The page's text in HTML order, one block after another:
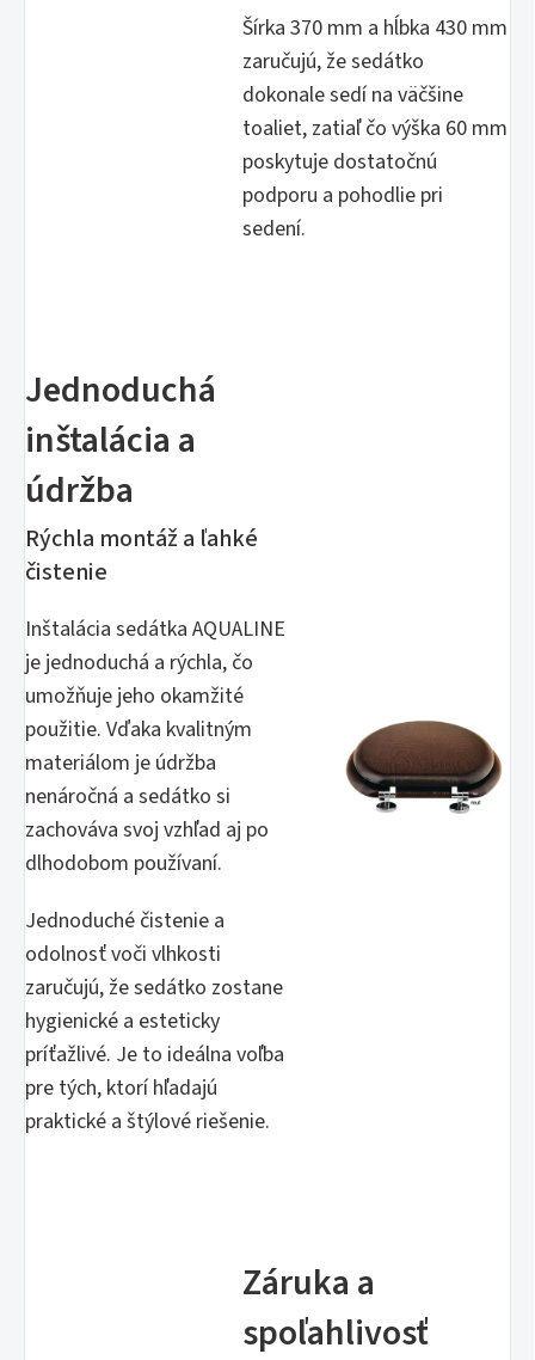
Šírka 370 mm a hĺbka 430 mm
zaručujú, že sedátko
dokonale sedí na väčšine
toaliet, zatiaľ čo výška 60 mm
poskytuje dostatočnú
podporu a pohodlie pri
sedení.
Jednoduchá
inštalácia a
údržba
Rýchla montáž a ľahké
čistenie
Inštalácia sedátka AQUALINE
je jednoduchá a rýchla, čo
umožňuje jeho okamžité
použitie. Vďaka kvalitným
materiálom je údržba
nenáročná a sedátko si
zachováva svoj vzhľad aj po
dlhodobom používaní.
Jednoduché čistenie a
odolnosť voči vlhkosti
zaručujú, že sedátko zostane
hygienické a esteticky
príťažlivé. Je to ideálna voľba
pre tých, ktorí hľadajú
praktické a štýlové riešenie.
Záruka a
spoľahlivosť